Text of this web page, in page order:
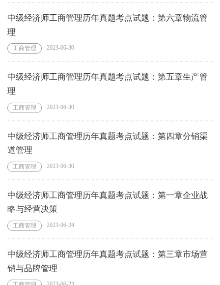
中级经济师工商管理历年真题考点试题：第六章物流管
理
工商管理 2023-06-30
中级经济师工商管理历年真题考点试题：第五章生产管
理
工商管理 2023-06-30
中级经济师工商管理历年真题考点试题：第四章分销渠
道管理
工商管理 2023-06-30
中级经济师工商管理历年真题考点试题：第一章企业战
略与经营决策
工商管理 2023-06-24
中级经济师工商管理历年真题考点试题：第三章市场营
销与品牌管理